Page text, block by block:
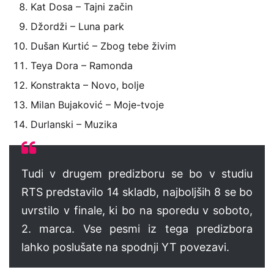
Kat Dosa – Tajni začin
Džordži – Luna park
Dušan Kurtić – Zbog tebe živim
Teya Dora – Ramonda
Konstrakta – Novo, bolje
Milan Bujaković – Moje-tvoje
Durlanski – Muzika
Tudi v drugem predizboru se bo v studiu
RTS predstavilo 14 skladb, najboljših 8 se bo
uvrstilo v finale, ki bo na sporedu v soboto,
2. marca. Vse pesmi iz tega predizbora
lahko poslušate na spodnji YT povezavi.